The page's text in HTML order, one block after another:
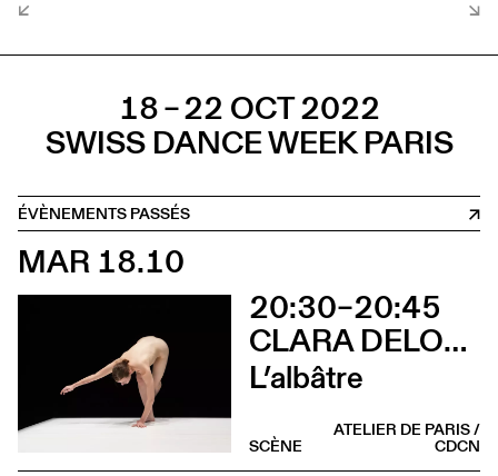
18 – 22 OCT 2022
SWISS DANCE WEEK PARIS
ÉVÈNEMENTS PASSÉS
MAR 18.10
20:30–20:45
CLARA DELORME
L’albâtre
ATELIER DE PARIS /
CDCN
SCÈNE